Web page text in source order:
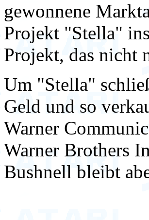
gewonnene
Projekt "Stella"
Projekt, das nicht
Um "Stella"
Geld und so
Warner
Warner Brothers
Bushnell bleibt